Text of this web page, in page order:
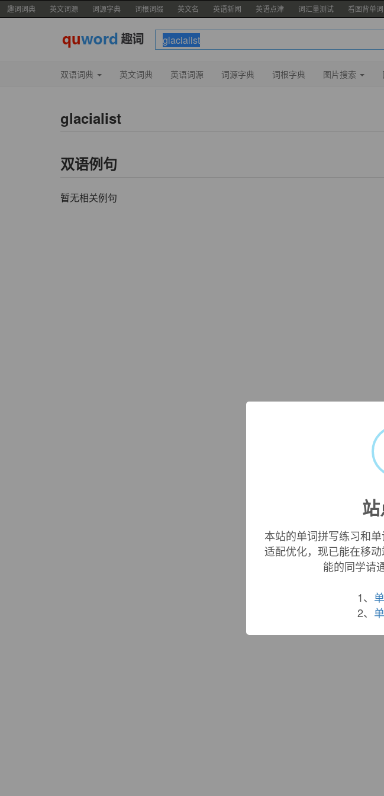
趣词词典 英文词源 词源字典 词根词缀 英文名 英语新闻 英语点津 词汇量测试 看图背单词
双语词典 英文词典 英语词源 词源字典 词根字典 图片搜索
glacialist
双语例句
暂无相关例句
本站的单词拼写练习和
适配优化，现已能在移
能的同学请
1、
2、